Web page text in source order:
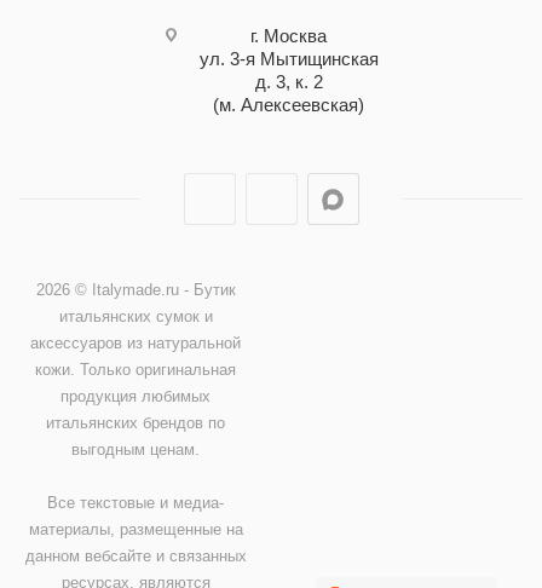
г. Москва
ул. 3-я Мытищинская
д. 3, к. 2
(м. Алексеевская)
2026 © Italymade.ru - Бутик
итальянских сумок и
аксессуаров из натуральной
кожи. Только оригинальная
продукция любимых
итальянских брендов по
выгодным ценам.
Все текстовые и медиа-
материалы, размещенные на
данном вебсайте и связанных
ресурсах, являются